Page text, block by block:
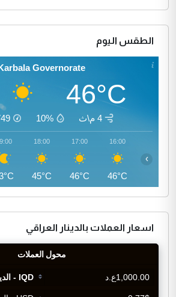
الطقس اليوم
Governorate
46°C
4 م\ث 10%
16:00
46°C
17:00
46°C
18:00
45°C
›
اسعار العملات بالدينار العراقي